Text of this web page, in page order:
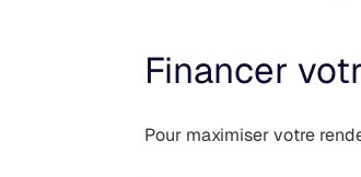
Financer
Pour maximiser votre